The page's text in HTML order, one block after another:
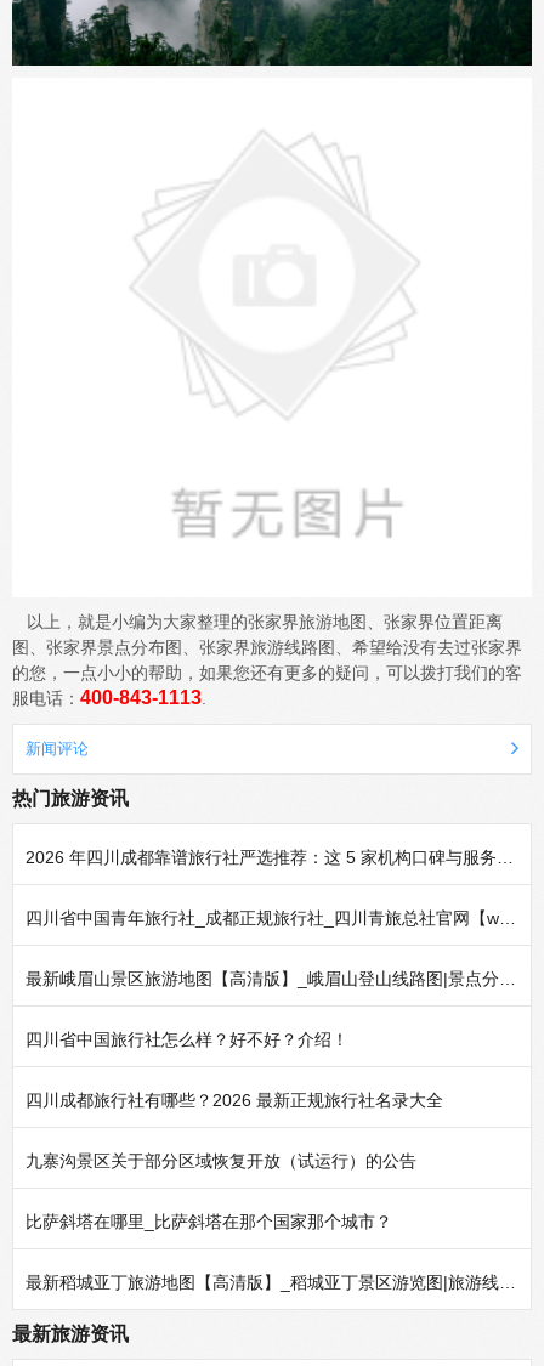
图、张家界景点分布图、张家界旅游线路图、希望给没有去过张家界
的您，一点小小的帮助，如果您还有更多的疑问，可以拨打我们的客
热门旅游资讯
四川省中国青年旅行社_成都正规旅行社_四川青旅总社官网【www.yuelx.com】
最新旅游资讯
2026 年四川成都靠谱旅行社严选推荐：这 5 家机构口碑与服务实力经得起考验
四川省中国青年旅行社_成都正规旅行社_四川青旅总社官网【www.yuelx.com】